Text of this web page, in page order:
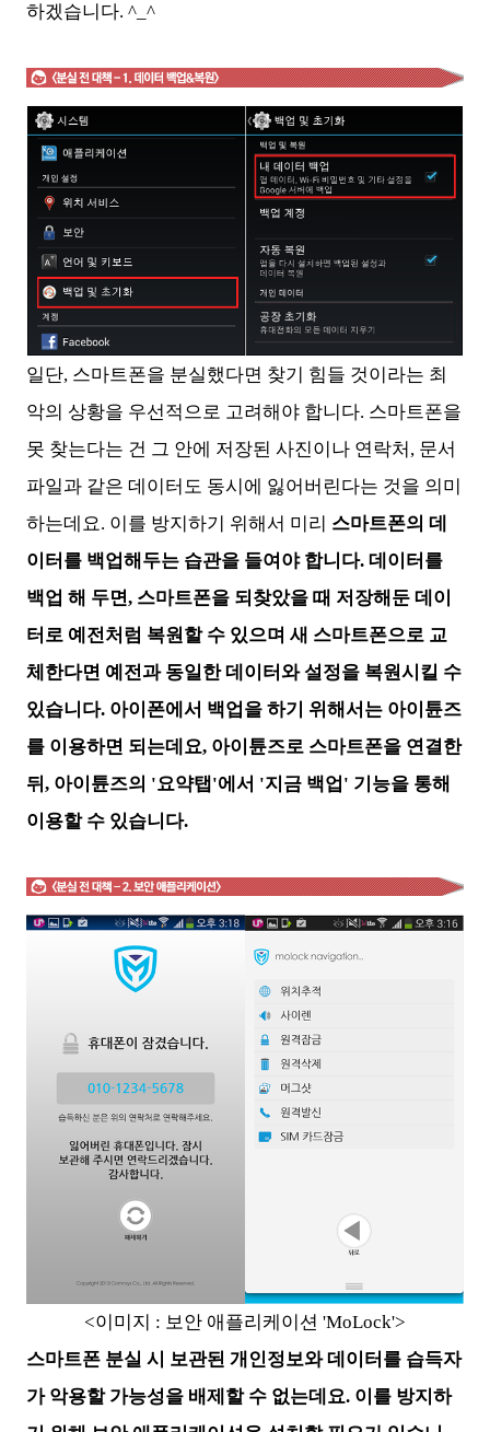
하겠습니다. ^_^
일단, 스마트폰을 분실했다면 찾기 힘들 것이라는 최
악의 상황을 우선적으로 고려해야 합니다. 스마트폰을
못 찾는다는 건 그 안에 저장된 사진이나 연락처, 문서
파일과 같은 데이터도 동시에 잃어버린다는 것을 의미
하는데요. 이를 방지하기 위해서 미리 스마트폰의 데
이터를 백업해두는 습관을 들여야 합니다. 데이터를
백업 해 두면, 스마트폰을 되찾았을 때 저장해둔 데이
터로 예전처럼 복원할 수 있으며 새 스마트폰으로 교
체한다면 예전과 동일한 데이터와 설정을 복원시킬 수
있습니다. 아이폰에서 백업을 하기 위해서는 아이튠즈
를 이용하면 되는데요, 아이튠즈로 스마트폰을 연결한
뒤, 아이튠즈의 '요약탭'에서 '지금 백업' 기능을 통해
이용할 수 있습니다.
<이미지 : 보안 애플리케이션 'MoLock'>
스마트폰 분실 시 보관된 개인정보와 데이터를 습득자
가 악용할 가능성을 배제할 수 없는데요. 이를 방지하